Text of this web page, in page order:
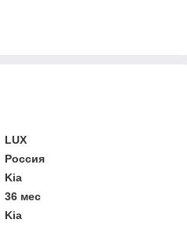
LUX
Россия
Kia
36 мес
Kia